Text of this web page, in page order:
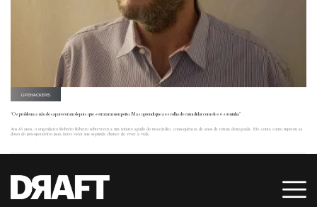
LIFEHACKERS
“Os problemas não desapareceram depois que serraram meu peito. Mas aprendi que a escolha de como lidar com eles é só minha”
Aos 43 anos, o engenheiro Roberto Ribeiro sobreviveu a um infarto agudo do miocárdio, consequência de anos de rotina desregrada. Ele conta como superou as
dores do pós-operatório para fazer valer sua segunda chance de viver a vida.